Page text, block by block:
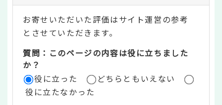
テ
ン
ツ
評
価
お寄せいただいた評価はサイト運営の参考
とさせていただきます。
質問：このページの内容は役に立ちました
か？
役に立った
どちらともいえない
役に立たなかった